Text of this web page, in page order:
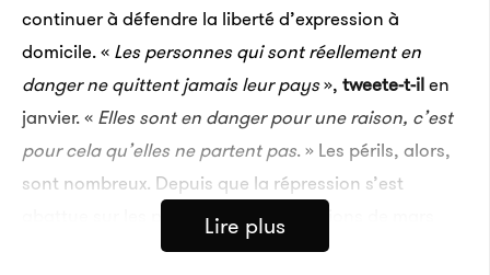
continuer à défendre la liberté d’expression à
domicile. « Les personnes qui sont réellement en
danger ne quittent jamais leur pays», tweete-t-ilen
janvier. « Elles sont en danger pour une raison, c’est
pour cela qu’elles ne partent pas. » Les périls, alors,
sont nombreux. Depuis que la répression s’est
abattue sur les premières manifestations de mars
2011, à Daraa, dans le sud du pays, elle ne cesse de
Lire plus